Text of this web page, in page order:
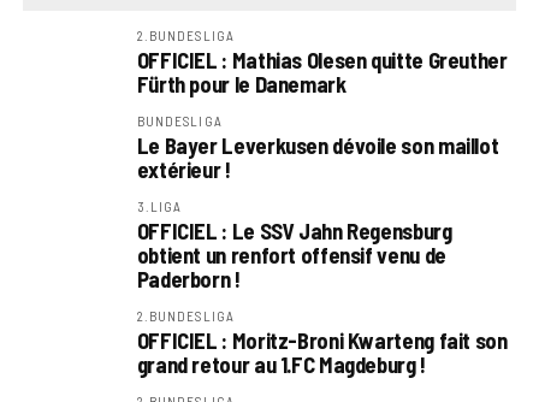
2.BUNDESLIGA
OFFICIEL : Mathias Olesen quitte Greuther
Fürth pour le Danemark
BUNDESLIGA
Le Bayer Leverkusen dévoile son maillot
extérieur !
3.LIGA
OFFICIEL : Le SSV Jahn Regensburg
obtient un renfort offensif venu de
Paderborn !
2.BUNDESLIGA
OFFICIEL : Moritz-Broni Kwarteng fait son
grand retour au 1.FC Magdeburg !